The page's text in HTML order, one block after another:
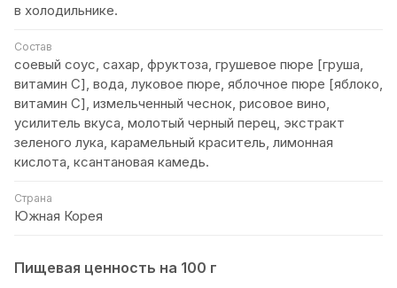
в холодильнике.
Состав
соевый соус, сахар, фруктоза, грушевое пюре [груша,
витамин C], вода, луковое пюре, яблочное пюре [яблоко,
витамин C], измельченный чеснок, рисовое вино,
усилитель вкуса, молотый черный перец, экстракт
зеленого лука, карамельный краситель, лимонная
кислота, ксантановая камедь.
Страна
Южная Корея
Пищевая ценность на 100 г